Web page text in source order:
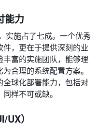
能力
实施占了七成。一个优秀
，更在于提供深刻的业
富的实施团队，能够理
合理的系统配置方案。
球化部署能力，包括对
样不可或缺。
）